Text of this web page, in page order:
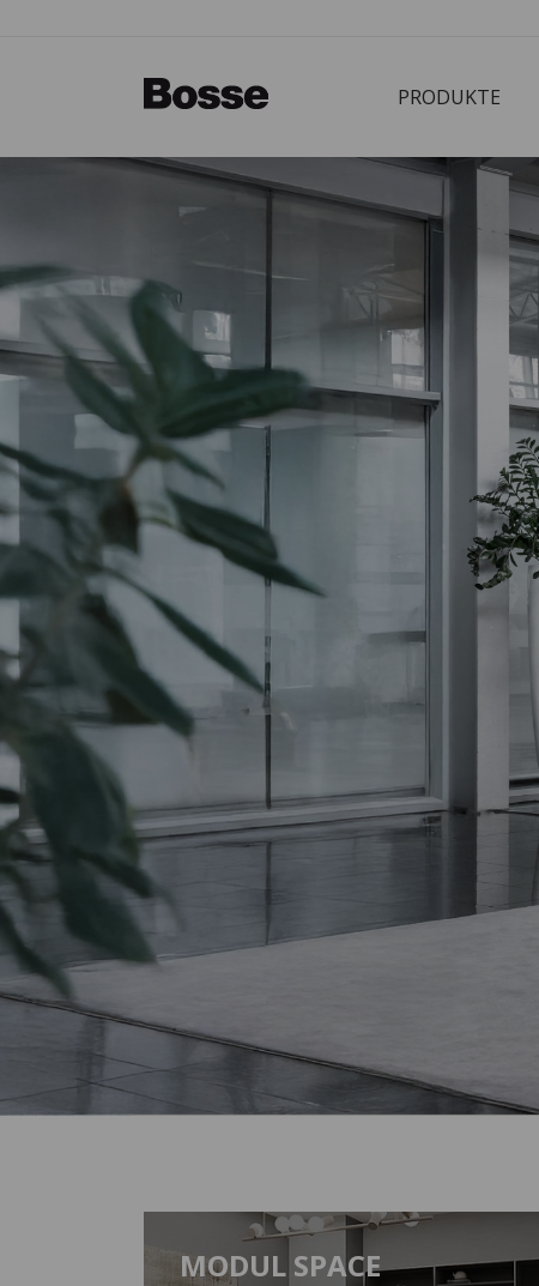
PRODUKTE
Bürostuhl
PRODUKTE
SIDEBOARD |
MODUL SPACE